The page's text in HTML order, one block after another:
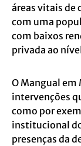
áreas vitais de
com uma
com baixos
privada ao
O Mangual
intervenções
como por
institucional
presenças da